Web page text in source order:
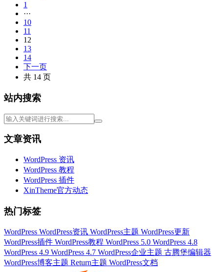
1
···
10
11
12
13
14
下一页
共 14 页
站内搜索
文章资讯
WordPress 资讯
WordPress 教程
WordPress 插件
XinTheme官方动态
热门标签
WordPress WordPress资讯 WordPress主题 WordPress更新
WordPress插件 WordPress教程 WordPress 5.0 WordPress 4.8
WordPress 4.9 WordPress 4.7 WordPress企业主题 古腾堡编辑器
WordPress博客主题 Return主题 WordPress文档